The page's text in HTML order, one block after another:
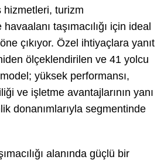
hizmetleri, turizm
taşımacılığı için ideal
çıkıyor. Özel ihtiyaçlara yanıt
ölçeklendirilen ve 41 yolcu
yüksek performansı,
ve işletme avantajlarının yanı
donanımlarıyla segmentinde
alanında güçlü bir